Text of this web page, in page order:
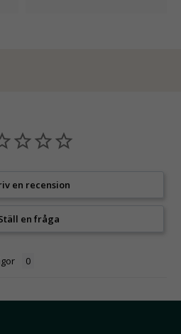
en recension
en fråga